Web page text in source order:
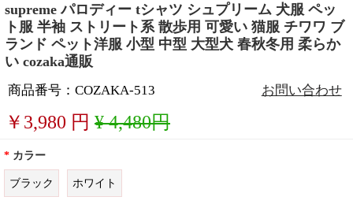
supreme パロディー tシャツ シュプリーム 犬服 ペッ
ト服 半袖 ストリート系 散歩用 可愛い 猫服 チワワ ブ
ランド ペット洋服 小型 中型 大型犬 春秋冬用 柔らか
い cozaka通販
商品番号：COZAKA-513 お問い合わせ
￥ 3,980 円 ¥ 4,480円
* カラー
ブラック ホワイト